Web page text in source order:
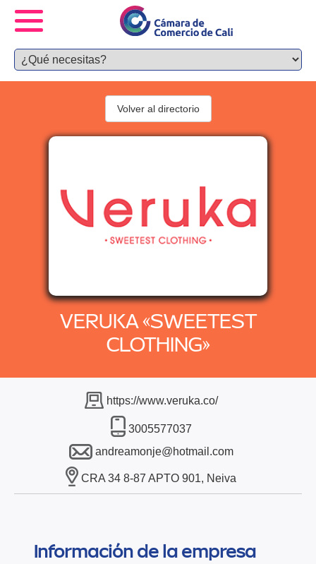
VERUKA «SWEETEST
CLOTHING»
Volver al directorio
https://www.veruka.co/
3005577037
andreamonje@hotmail.com
CRA 34 8-87 APTO 901, Neiva
Información de la empresa